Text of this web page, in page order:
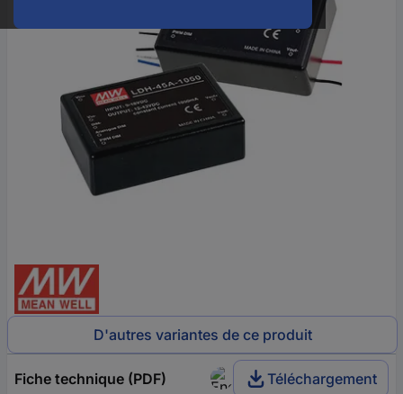
D'autres variantes de ce produit
Fiche technique (PDF) Téléchargement